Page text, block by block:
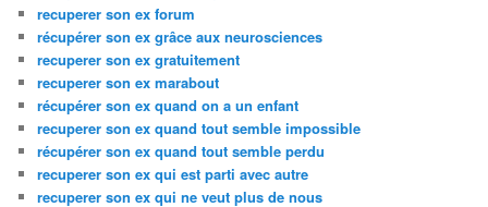
recuperer son ex forum
récupérer son ex grâce aux neurosciences
recuperer son ex gratuitement
recuperer son ex marabout
récupérer son ex quand on a un enfant
recuperer son ex quand tout semble impossible
récupérer son ex quand tout semble perdu
recuperer son ex qui est parti avec autre
recuperer son ex qui ne veut plus de nous